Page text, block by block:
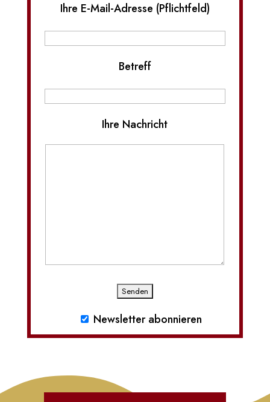
Ihre E-Mail-Adresse (Pflichtfeld)
Betreff
Ihre Nachricht
Newsletter abonnieren